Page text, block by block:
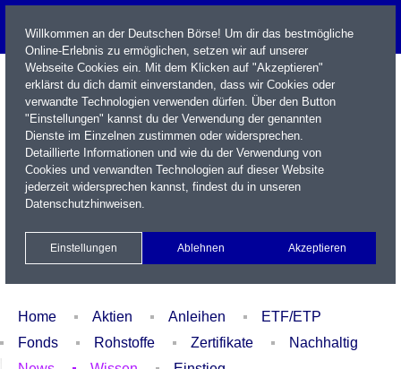
Name / WKN / ISIN / Kürzel
Xetra Realtime
Watchlist Portfolio Login
Home Aktien Anleihen
ETF/ETP
Fonds
Rohstoffe Zertifikate
Nachhaltig
Willkommen an der Deutschen Börse! Um dir das bestmögliche
Online-Erlebnis zu ermöglichen, setzen wir auf unserer
Webseite Cookies ein. Mit dem Klicken auf "Akzeptieren"
erklärst du dich damit einverstanden, dass wir Cookies oder
verwandte Technologien verwenden dürfen. Über den Button
"Einstellungen" kannst du der Verwendung der genannten
Dienste im Einzelnen zustimmen oder widersprechen.
Detaillierte Informationen und wie du der Verwendung von
Cookies und verwandten Technologien auf dieser Website
jederzeit widersprechen kannst, findest du in unseren
Datenschutzhinweisen.
Einstellungen Ablehnen Akzeptieren